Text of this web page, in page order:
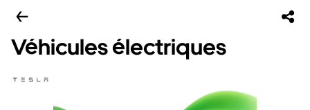
Véhicules électriques